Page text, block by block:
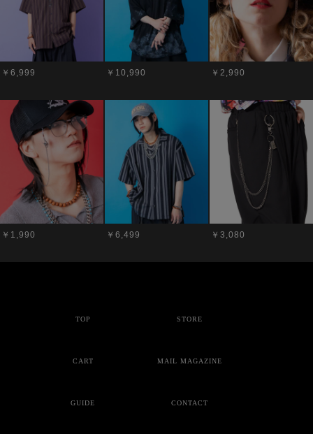
￥6,999 ￥10,990 ￥2,990
￥1,990 ￥6,499 ￥3,080
TOP STORE
CART MAIL MAGAZINE
GUIDE CONTACT